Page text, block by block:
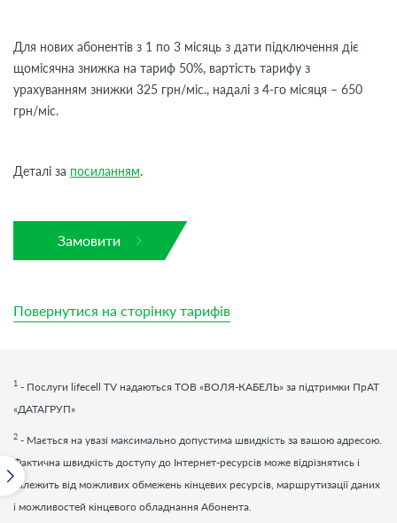
Для нових абонентів з 1 по 3 місяць з дати підключення діє
щомісячна знижка на тариф 50%, вартість тарифу з
урахуванням знижки 325 грн/міс., надалі з 4-го місяця – 650
грн/міс.
Деталі за посиланням.
Замовити
Повернутися на сторінку тарифів
1 - Послуги lifecell TV надаються ТОВ «ВОЛЯ-КАБЕЛЬ» за підтримки ПрАТ
«ДАТАГРУП»
2 - Мається на увазі максимально допустима швидкість за вашою адресою.
Фактична швидкість доступу до Інтернет-ресурсів може відрізнятись і
залежить від можливих обмежень кінцевих ресурсів, маршрутизації даних
і можливостей кінцевого обладнання Абонента.